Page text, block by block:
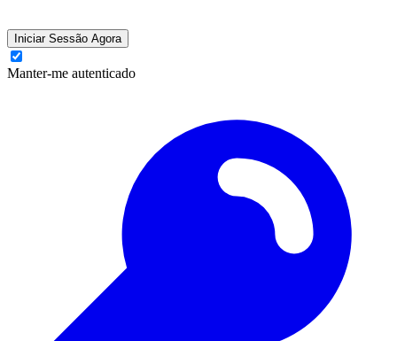
Iniciar Sessão Agora
Manter-me autenticado